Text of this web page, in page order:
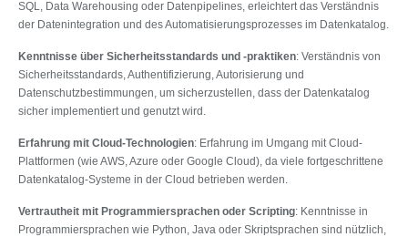
SQL, Data Warehousing oder Datenpipelines, erleichtert das Verständnis
der Datenintegration und des Automatisierungsprozesses im Datenkatalog.
Kenntnisse über Sicherheitsstandards und -praktiken: Verständnis von
Sicherheitsstandards, Authentifizierung, Autorisierung und
Datenschutzbestimmungen, um sicherzustellen, dass der Datenkatalog
sicher implementiert und genutzt wird.
Erfahrung mit Cloud-Technologien: Erfahrung im Umgang mit Cloud-
Plattformen (wie AWS, Azure oder Google Cloud), da viele fortgeschrittene
Datenkatalog-Systeme in der Cloud betrieben werden.
Vertrautheit mit Programmiersprachen oder Scripting: Kenntnisse in
Programmiersprachen wie Python, Java oder Skriptsprachen sind nützlich,